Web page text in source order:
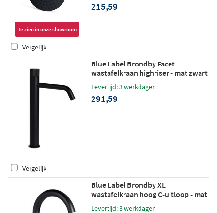
Te zien in onze showroom
215,59
Vergelijk
Blue Label Brondby Facet
wastafelkraan highriser - mat zwart
Levertijd: 3 werkdagen
291,59
Vergelijk
Blue Label Brondby XL
wastafelkraan hoog C-uitloop - mat
Levertijd: 3 werkdagen